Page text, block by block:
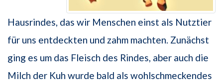
Hausrindes, das wir Menschen einst als Nutztier
für uns entdeckten und zahm machten. Zunächst
ging es um das Fleisch des Rindes, aber auch die
Milch der Kuh wurde bald als wohlschmeckendes